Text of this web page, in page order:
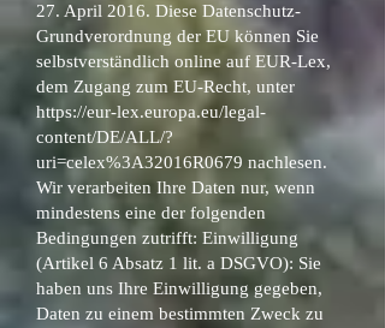
27. April 2016. Diese Datenschutz-
Grundverordnung der EU können Sie
selbstverständlich online auf EUR-Lex,
dem Zugang zum EU-Recht, unter
https://eur-lex.europa.eu/legal-
content/DE/ALL/?
uri=celex%3A32016R0679 nachlesen.
Wir verarbeiten Ihre Daten nur, wenn
mindestens eine der folgenden
Bedingungen zutrifft: Einwilligung
(Artikel 6 Absatz 1 lit. a DSGVO): Sie
haben uns Ihre Einwilligung gegeben,
Daten zu einem bestimmten Zweck zu